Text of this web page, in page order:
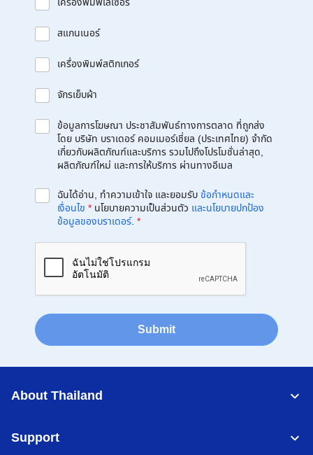
สแกนเนอร์
เครื่องพิมพ์สติกเกอร์
จักรเย็บผ้า
ข้อมูลการโฆษณา ประชาสัมพันธ์ทางการตลาด ที่ถูกส่ง
โดย บริษัท บราเดอร์ คอมเมอร์เชี่ยล (ประเทศไทย) จำกัด
เกี่ยวกับผลิตภัณฑ์และบริการ รวมไปถึงโปรโมชั่นล่าสุด,
ผลิตภัณฑ์ใหม่ และการให้บริการ ผ่านทางอีเมล
ฉันได้อ่าน, ทำความเข้าใจ และยอมรับข้อกำหนดและ
เงื่อนไข * นโยบายความเป็นส่วนตัว และนโยบายปกป้อง
ข้อมูลของบราเดอร์. *
Submit
About Thailand
Support